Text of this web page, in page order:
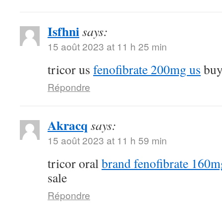
Isfhnisays:
15 août 2023 at 11 h 25 min
tricor us fenofibrate 200mg us
Répondre
Akracq says:
15 août 2023 at 11 h 59 min
tricor oralbrand fenofibrate
sale
Répondre